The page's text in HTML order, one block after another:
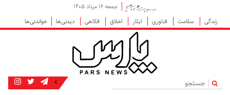
جمعه ۱۶ مرداد ۱۴۰۵
زندگی
سلامت فناوری ایثار اخلاق فکاهی دیدنی‌ها خواندنی‌ها
|